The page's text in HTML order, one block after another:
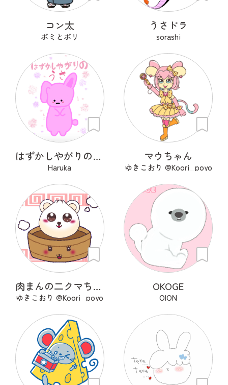
コン太
ポミとポリ
うさドラ
sorashi
はずかしやがりのうさ
Haruka
マウちゃん
ゆきこおり @Koori_poyo
肉まんの二クマちゃん＆せいろちゃん
ゆきこおり @Koori_poyo
OKOGE
OION